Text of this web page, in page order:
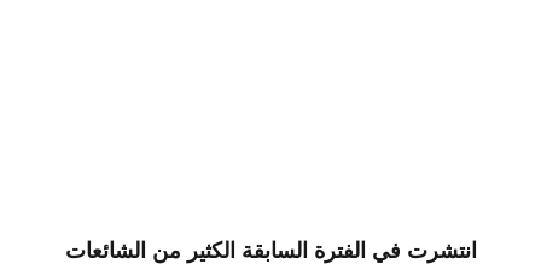
انتشرت في الفترة السابقة الكثير من الشائعات